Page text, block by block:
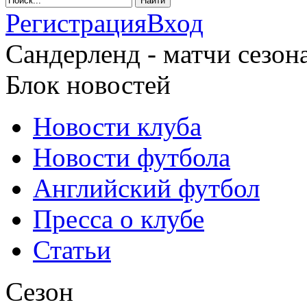
РегистрацияВход
Сандерленд - матчи
Блок новостей
Новости клуба
Новости футбола
Английский футбол
Пресса о клубе
Статьи
Сезон